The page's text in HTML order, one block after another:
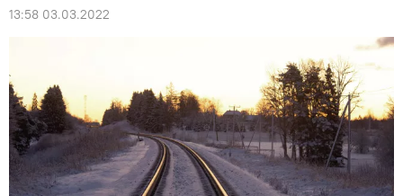
13:58 03.03.2022